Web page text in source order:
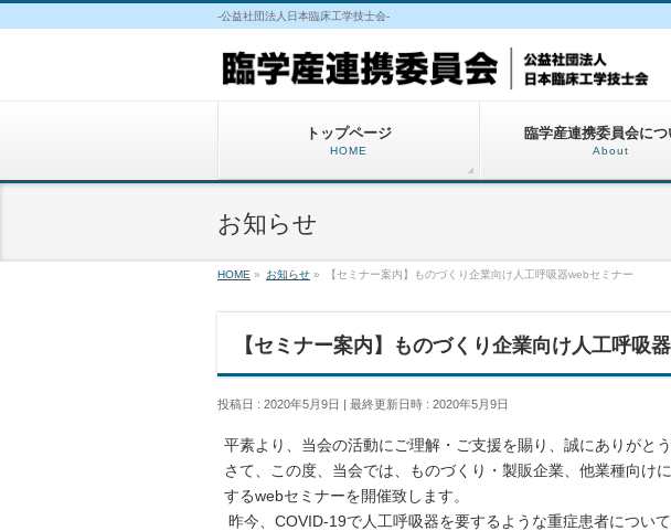
-公益社団法人日本臨床工学技士会-
トップページ
HOME
臨学産連携委員会につ
About
お知らせ
HOME » お知らせ » 【セミナー案内】ものづくり企業向け人工呼吸器webセミナー
【セミナー案内】ものづくり企業向け人工呼吸
投稿日 : 2020年5月9日 最終更新日時 : 2020年5月9日
平素より、当会の活動にご理解・ご支援を賜り、誠にありがとう
さて、この度、当会では、ものづくり・製販企業、他業種向け
するwebセミナーを開催致します。
昨今、COVID-19で人工呼吸器を要するような重症患者につい